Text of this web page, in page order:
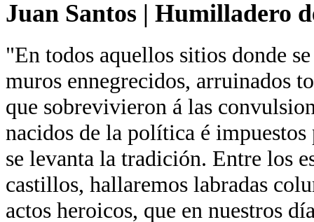
Juan Santos | Humilladero
"En todos aquellos sitios donde
muros ennegrecidos, arruinados
que sobrevivieron á las
nacidos de la política é
se levanta la tradición. Entre los
castillos, hallaremos labradas
actos heroicos, que en nuestros